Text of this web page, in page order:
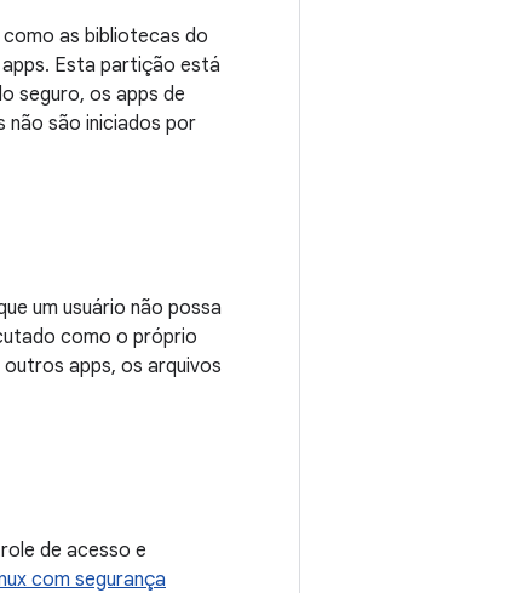
as bibliotecas do
Esta partição está
seguro, os apps de
não são iniciados por
um usuário não possa
como o próprio
apps, os arquivos
de acesso e
com segurança